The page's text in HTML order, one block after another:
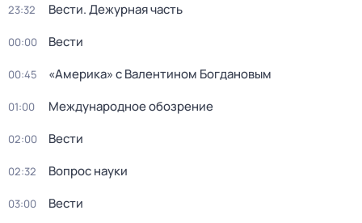
23:32 Вести. Дежурная часть
00:00 Вести
00:45 «Америка» с Валентином Богдановым
01:00 Международное обозрение
02:00 Вести
02:32 Вопрос науки
03:00 Вести